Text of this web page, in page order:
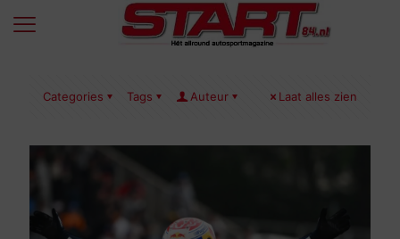
Categories Tags Auteur Laat alles zien